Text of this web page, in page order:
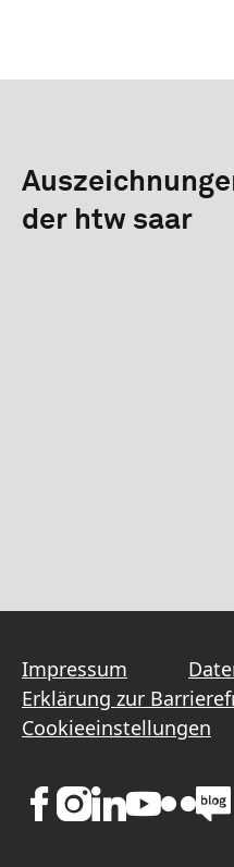
der htw saar
Impressum
Erklärung zur
Cookieeinstellungen